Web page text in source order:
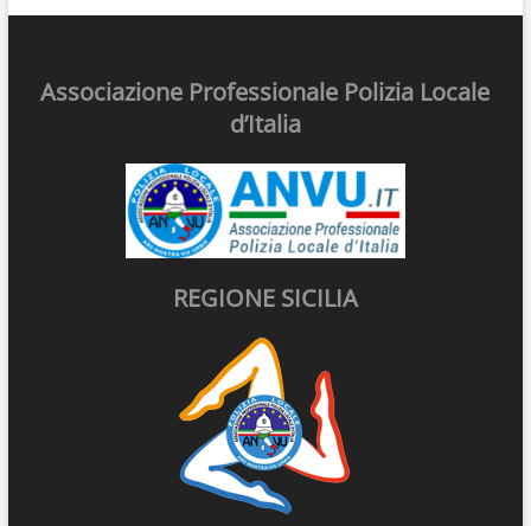
Associazione Professionale Polizia Locale
d’Italia
REGIONE SICILIA